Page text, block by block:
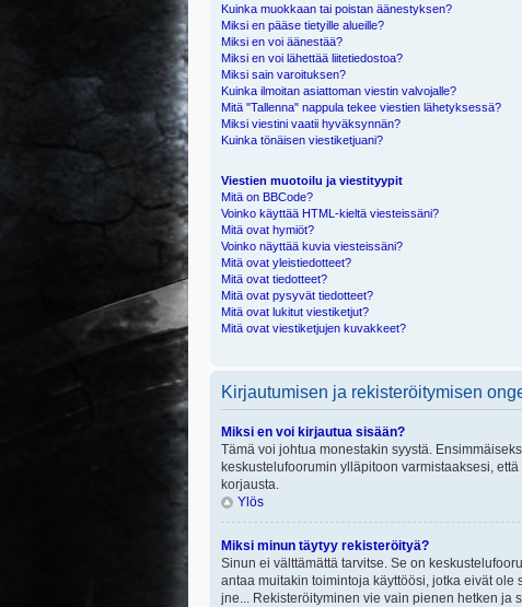
Kuinka muokkaan tai poistan äänestyksen?
Miksi en pääse tietyille alueille?
Miksi en voi äänestää?
Miksi en voi lähettää liitetiedostoa?
Miksi sain varoituksen?
Kuinka ilmoitan asiattoman viestin valvojalle?
Mitä "Tallenna" nappula tekee viestien lähetyksessä?
Miksi viestini vaatii hyväksynnän?
Kuinka tönäisen viestiketjuani?
Viestien muotoilu ja viestityypit
Mitä on BBCode?
Voinko käyttää HTML-kieltä viesteissäni?
Mitä ovat hymiöt?
Voinko näyttää kuvia viesteissäni?
Mitä ovat yleistiedotteet?
Mitä ovat tiedotteet?
Mitä ovat pysyvät tiedotteet?
Mitä ovat lukitut viestiketjut?
Mitä ovat viestiketjujen kuvakkeet?
Kirjautumisen ja rekisteröitymisen
Miksi en voi kirjautua sisään?
Tämä voi johtua monestakin syystä.
keskustelufoorumin ylläpitoon varmistaaksesi,
korjausta.
Ylös
Miksi minun täytyy rekisteröityä?
Sinun ei välttämättä tarvitse. Se on
antaa muitakin toimintoja käyttöösi, jotka eivät
jne... Rekisteröityminen vie vain pienen hetken ja